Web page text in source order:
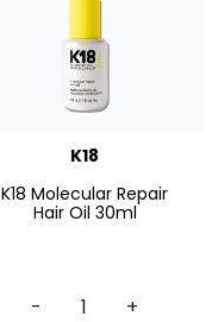
K18
K18 Molecular Repair
Hair Oil 30ml
- +